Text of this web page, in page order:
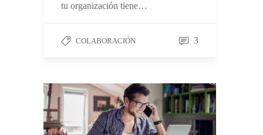
tu organización tiene…
COLABORACIÓN 3